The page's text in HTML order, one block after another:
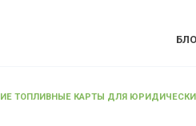
ТОПЛИВНЫЕ КАРТЫ ДЛЯ